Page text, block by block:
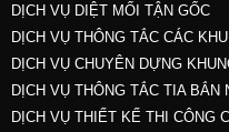
DỊCH VỤ DIỆT MỐI TẬN GỐC
DỊCH VỤ THÔNG TẮC CÁC
DỊCH VỤ CHUYÊN DỰNG
DỊCH VỤ THÔNG TẮC TIA BẮN
DỊCH VỤ THIẾT KẾ THI CÔNG